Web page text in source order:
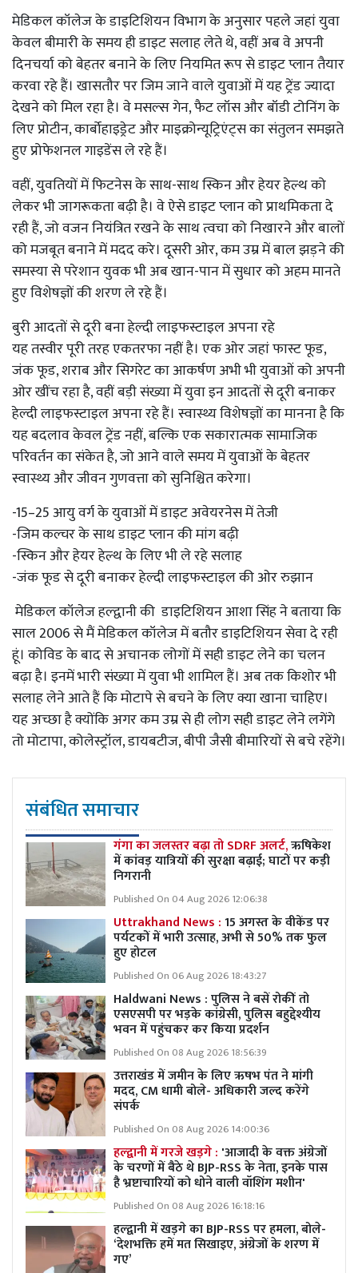
मेडिकल कॉलेज के डाइटिशियन विभाग के अनुसार पहले जहां युवा
केवल बीमारी के समय ही डाइट सलाह लेते थे, वहीं अब वे अपनी
दिनचर्या को बेहतर बनाने के लिए नियमित रूप से डाइट प्लान तैयार
करवा रहे हैं। खासतौर पर जिम जाने वाले युवाओं में यह ट्रेंड ज्यादा
देखने को मिल रहा है। वे मसल्स गेन, फैट लॉस और बॉडी टोनिंग के
लिए प्रोटीन, कार्बोहाइड्रेट और माइक्रोन्यूट्रिएंट्स का संतुलन समझते
हुए प्रोफेशनल गाइडेंस ले रहे हैं।
वहीं, युवतियों में फिटनेस के साथ-साथ स्किन और हेयर हेल्थ को
लेकर भी जागरूकता बढ़ी है। वे ऐसे डाइट प्लान को प्राथमिकता दे
रही हैं, जो वजन नियंत्रित रखने के साथ त्वचा को निखारने और बालों
को मजबूत बनाने में मदद करे। दूसरी ओर, कम उम्र में बाल झड़ने की
समस्या से परेशान युवक भी अब खान-पान में सुधार को अहम मानते
हुए विशेषज्ञों की शरण ले रहे हैं।
बुरी आदतों से दूरी बना हेल्दी लाइफस्टाइल अपना रहे
यह तस्वीर पूरी तरह एकतरफा नहीं है। एक ओर जहां फास्ट फूड,
जंक फूड, शराब और सिगरेट का आकर्षण अभी भी युवाओं को अपनी
ओर खींच रहा है, वहीं बड़ी संख्या में युवा इन आदतों से दूरी बनाकर
हेल्दी लाइफस्टाइल अपना रहे हैं। स्वास्थ्य विशेषज्ञों का मानना है कि
यह बदलाव केवल ट्रेंड नहीं, बल्कि एक सकारात्मक सामाजिक
परिवर्तन का संकेत है, जो आने वाले समय में युवाओं के बेहतर
स्वास्थ्य और जीवन गुणवत्ता को सुनिश्चित करेगा।
-15–25 आयु वर्ग के युवाओं में डाइट अवेयरनेस में तेजी
-जिम कल्चर के साथ डाइट प्लान की मांग बढ़ी
-स्किन और हेयर हेल्थ के लिए भी ले रहे सलाह
-जंक फूड से दूरी बनाकर हेल्दी लाइफस्टाइल की ओर रुझान
मेडिकल कॉलेज हल्द्वानी की डाइटिशियन आशा सिंह ने बताया कि
साल 2006 से मैं मेडिकल कॉलेज में बतौर डाइटिशियन सेवा दे रही
हूं। कोविड के बाद से अचानक लोगों में सही डाइट लेने का चलन
बढ़ा है। इनमें भारी संख्या में युवा भी शामिल हैं। अब तक किशोर भी
सलाह लेने आते हैं कि मोटापे से बचने के लिए क्या खाना चाहिए।
यह अच्छा है क्योंकि अगर कम उम्र से ही लोग सही डाइट लेने लगेंगे
तो मोटापा, कोलेस्ट्रॉल, डायबटीज, बीपी जैसी बीमारियों से बचे रहेंगे।
संबंधित समाचार
गंगा का जलस्तर बढ़ा तो SDRF अलर्ट,ऋषिकेश
में कांवड़ यात्रियों की सुरक्षा बढ़ाई; घाटों पर कड़ी
निगरानी
Published On 04 Aug 2026 12:06:38
Uttrakhand News :15 अगस्त के वीकेंड पर
पर्यटकों में भारी उत्साह, अभी से 50% तक फुल
हुए होटल
Published On 06 Aug 2026 18:43:27
Haldwani News : पुलिस ने बसें रोकीं तो
एसएसपी पर भड़के कांग्रेसी, पुलिस बहुद्देश्यीय
भवन में पहुंचकर कर किया प्रदर्शन
Published On 08 Aug 2026 18:56:39
उत्तराखंड में जमीन के लिए ऋषभ पंत ने मांगी
मदद, CM धामी बोले- अधिकारी जल्द करेंगे
संपर्क
Published On 08 Aug 2026 14:00:36
हल्द्वानी में गरजे खड़गे : 'आजादी के वक्त अंग्रेजों
के चरणों में बैठे थे BJP-RSS के नेता, इनके पास
है भ्रष्टाचारियों को धोने वाली वॉशिंग मशीन'
Published On 08 Aug 2026 16:18:16
हल्द्वानी में खड़गे का BJP-RSS पर हमला, बोले-
‘देशभक्ति हमें मत सिखाइए, अंग्रेजों के शरण में
गए’